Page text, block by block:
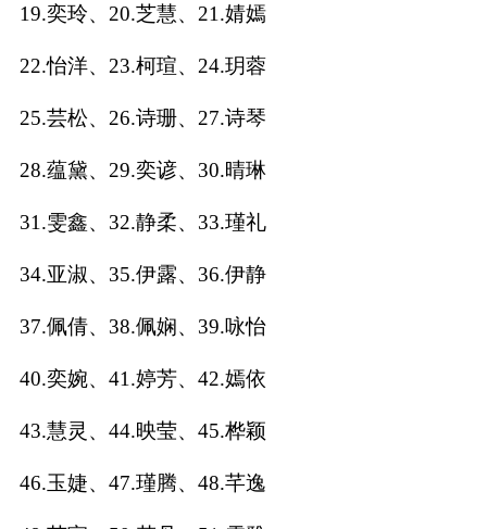
生
肖
蛇年起名
龙年起名
兔年起名
取
19.奕玲、20.芝慧、21.婧嫣
22.怡洋、23.柯瑄、24.玥蓉
25.芸松、26.诗珊、27.诗琴
28.蕴黛、29.奕谚、30.晴琳
31.雯鑫、32.静柔、33.瑾礼
34.亚淑、35.伊露、36.伊静
37.佩倩、38.佩娴、39.咏怡
40.奕婉、41.婷芳、42.嫣依
43.慧灵、44.映莹、45.桦颖
46.玉婕、47.瑾腾、48.芊逸